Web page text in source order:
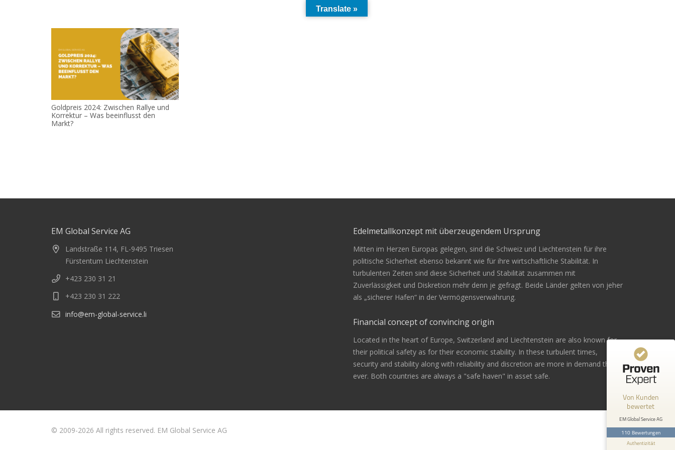
Goldpreis 2024: Zwischen Rallye und
Korrektur – Was beeinflusst den
Markt?
EM Global Service AG
Landstraße 114, FL-9495 Triesen
Fürstentum Liechtenstein
+423 230 31 21
+423 230 31 222
info@em-global-service.li
Edelmetallkonzept mit überzeugendem Ursprung
Mitten im Herzen Europas gelegen, sind die Schweiz und Liechtenstein für ihre
politische Sicherheit ebenso bekannt wie für ihre wirtschaftliche Stabilität. In
turbulenten Zeiten sind diese Sicherheit und Stabilität zusammen mit
Zuverlässigkeit und Diskretion mehr denn je gefragt. Beide Länder gelten von jeher
als „sicherer Hafen“ in der Vermögensverwahrung.
Financial concept of convincing origin
Located in the heart of Europe, Switzerland and Liechtenstein are also known for
their political safety as for their economic stability. In these turbulent times,
security and stability along with reliability and discretion are more in demand than
ever. Both countries are always a "safe haven" in asset safe.
© 2009-2026 All rights reserved. EM Global Service AG
Translate »
Von Kunden
bewertet
EM Global Service AG
110 Bewertungen
Authentizität
Kundenbewertungen und Erfahrungen zu
EM Global Service AG
SEHR GUT
68
Bewertungen auf
ProvenExpert.com
42
Bewertungen von 1
anderen Quelle
Blick aufs ProvenExpert-Profil werfen
Andreas Z.
5
Bin mit der Beratung sehr zufrieden
weiterempfehlen .